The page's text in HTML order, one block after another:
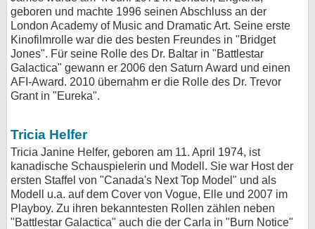
geboren und machte 1996 seinen Abschluss an der
London Academy of Music and Dramatic Art. Seine erste
Kinofilmrolle war die des besten Freundes in "Bridget
Jones". Für seine Rolle des Dr. Baltar in "Battlestar
Galactica" gewann er 2006 den Saturn Award und einen
AFI-Award. 2010 übernahm er die Rolle des Dr. Trevor
Grant in "Eureka".
Tricia Helfer
Tricia Janine Helfer, geboren am 11. April 1974, ist
kanadische Schauspielerin und Modell. Sie war Host der
ersten Staffel von "Canada's Next Top Model" und als
Modell u.a. auf dem Cover von Vogue, Elle und 2007 im
Playboy. Zu ihren bekanntesten Rollen zählen neben
"Battlestar Galactica" auch die der Carla in "Burn Notice"